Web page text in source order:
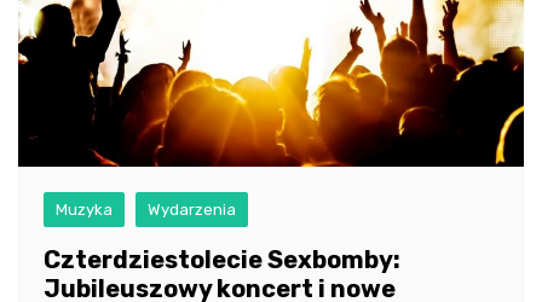
Muzyka Wydarzenia
Czterdziestolecie Sexbomby:
Jubileuszowy koncert i nowe